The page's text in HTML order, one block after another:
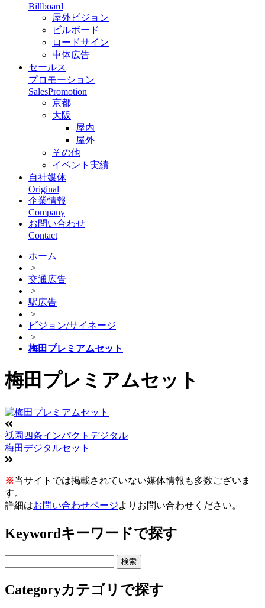
Billboard
屋外ビジョン
ビルボード
ロードサイン
車体広告
セールス
プロモーション
SalesPromotion
京都
大阪
屋内
屋外
その他
イベント実績
自社媒体
Original
企業情報
Company
お問い合わせ
Contact
ホーム
>
交通広告
>
駅広告
>
ビジョン/サイネージ
>
梅田プレミアムセット
梅田プレミアムセット
祇園四条インパクトデジタル
梅田デジタルセット
※当サイトでは掲載されていない媒体情報も多数ございま
す。
詳細はお問い合わせページよりお問い合わせください。
Keywordキーワードで探す
Categoryカテゴリで探す